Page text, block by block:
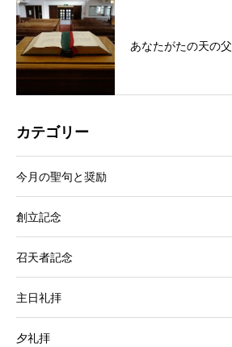
あなたがたの天の父
カテゴリー
今月の聖句と奨励
創立記念
召天者記念
主日礼拝
夕礼拝